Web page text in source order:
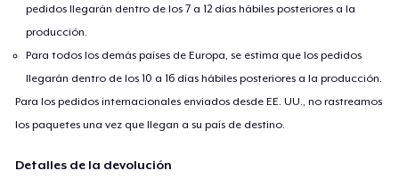
pedidos llegarán dentro de los 7 a 12 días hábiles posteriores a la
producción.
Para todos los demás países de Europa, se estima que los pedidos
llegarán dentro de los 10 a 16 días hábiles posteriores a la producción.
Para los pedidos internacionales enviados desde EE. UU., no rastreamos
los paquetes una vez que llegan a su país de destino.
Detalles de la devolución